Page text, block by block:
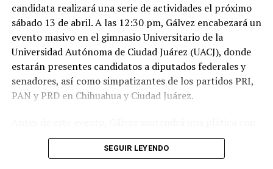
candidata realizará una serie de actividades el próximo
sábado 13 de abril. A las 12:30 pm, Gálvez encabezará un
evento masivo en el gimnasio Universitario de la
Universidad Autónoma de Ciudad Juárez (UACJ), donde
estarán presentes candidatos a diputados federales y
senadores, así como simpatizantes de los partidos PRI,
PAN y PRD en Chihuahua y Ciudad Juárez.
los trabajadores de la empresa maquiladora La Nogalera,
una empresa 100% juarense. Loya Luna destacó la
SEGUIR LEYENDO